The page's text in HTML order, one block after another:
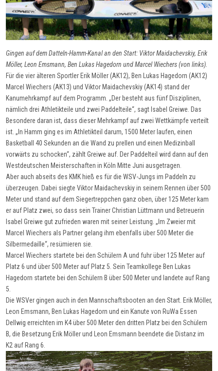
Gingen auf dem Datteln-Hamm-Kanal an den Start: Viktor Maidachevskiy, Erik
Möller, Leon Emsmann, Ben Lukas Hagedorn und Marcel Wiechers (von links).
Für die vier älteren Sportler Erik Möller (AK12), Ben Lukas Hagedorn (AK12)
Marcel Wiechers (AK13) und Viktor Maidachevskiy (AK14) stand der
Kanumehrkampf auf dem Programm. „Der besteht aus fünf Disziplinen,
nämlich drei Athletikteile und zwei Paddelteile“, sagt Isabel Greiwe. Das
Besondere daran ist, dass dieser Mehrkampf auf zwei Wettkämpfe verteilt
ist. „In Hamm ging es im Athletikteil darum, 1500 Meter laufen, einen
Basketball 40 Sekunden an die Wand zu prellen und einen Medizinball
vorwärts zu schocken“, zählt Greiwe auf. Der Paddelteil wird dann auf den
Westdeutschen Meisterschaften in Köln Mitte Juni ausgetragen.
Aber auch abseits des KMK hieß es für die WSV-Jungs im Paddeln zu
überzeugen. Dabei siegte Viktor Maidachevskiy in seinem Rennen über 500
Meter und stand auf dem Siegertreppchen ganz oben, über 125 Meter kam
er auf Platz zwei, so dass sein Trainer Christian Lüttmann und Betreuerin
Isabel Greiwe gut zufrieden waren mit seiner Leistung. „Im Zweier mit
Marcel Wiechers als Partner gelang ihm ebenfalls über 500 Meter die
Silbermedaille“, resümieren sie.
Marcel Wiechers startete bei den Schülern A und fuhr über 125 Meter auf
Platz 6 und über 500 Meter auf Platz 5. Sein Teamkollege Ben Lukas
Hagedorn startete bei den Schülern B über 500 Meter und landete auf Rang
5.
Die WSVer gingen auch in den Mannschaftsbooten an den Start. Erik Möller,
Leon Emsmann, Ben Lukas Hagedorn und ein Kanute von RuWa Essen
Dellwig erreichten im K4 über 500 Meter den dritten Platz bei den Schülern
B, die Besetzung Erik Möller und Leon Emsmann beendete die Distanz im
K2 auf Rang 6.